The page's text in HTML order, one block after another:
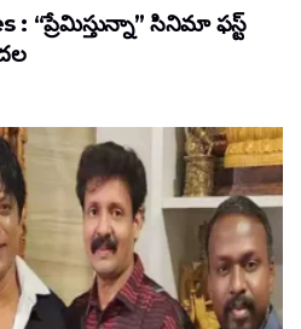
: “ప్రేమిస్తున్నా” సినిమా ఫస్ట్